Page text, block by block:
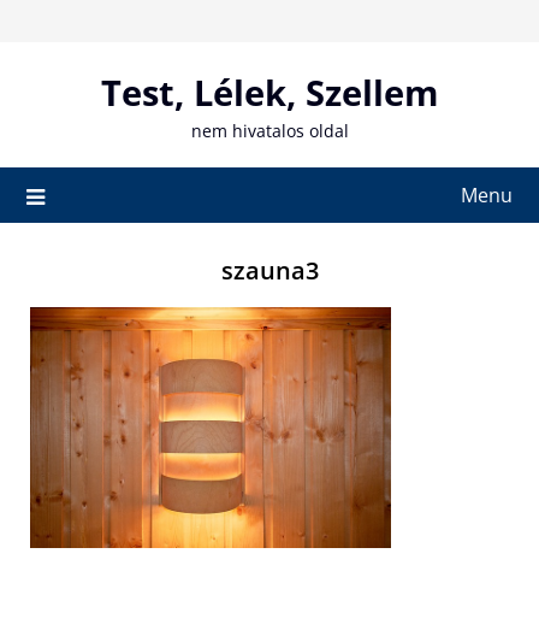
Test, Lélek, Szellem
nem hivatalos oldal
Menu
szauna3